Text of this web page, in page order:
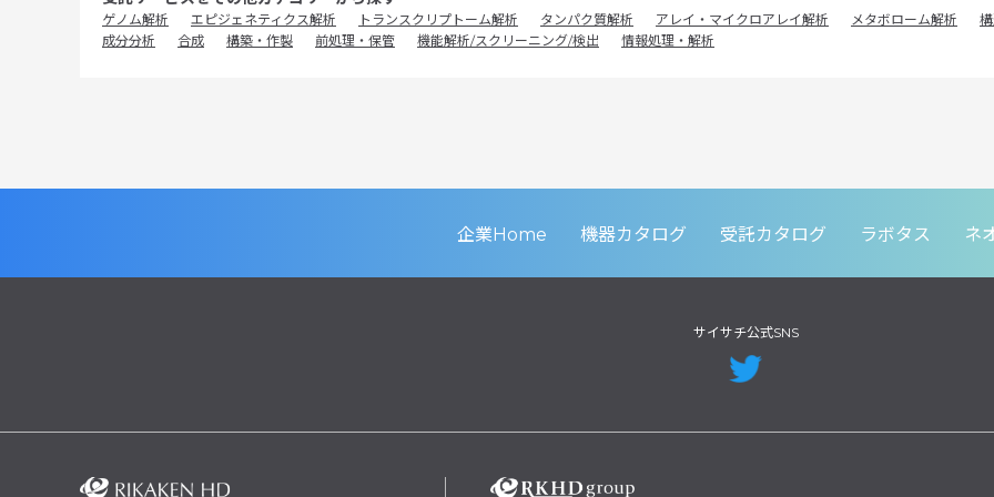
ゲノム解析 エピジェネティクス解析 トランスクリプトーム解析 タンパク質解析 アレイ・マイクロアレイ解析 メタボローム解析
成分分析
合成 構築・作製 前処理・保管 機能解析/スクリーニング/検出 情報処理・解析
企業Home 機器カタログ 受託カタログ ラボタス ネ
サイサチ公式SNS